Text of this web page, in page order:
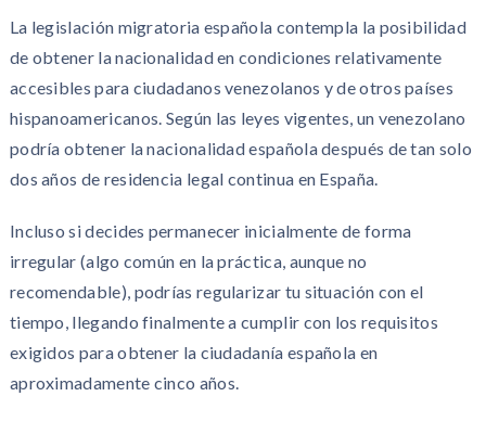
La legislación migratoria española contempla la posibilidad
de obtener la nacionalidad en condiciones relativamente
accesibles para ciudadanos venezolanos y de otros países
hispanoamericanos. Según las leyes vigentes, un venezolano
podría obtener la nacionalidad española después de tan solo
dos años de residencia legal continua en España.
Incluso si decides permanecer inicialmente de forma
irregular (algo común en la práctica, aunque no
recomendable), podrías regularizar tu situación con el
tiempo, llegando finalmente a cumplir con los requisitos
exigidos para obtener la ciudadanía española en
aproximadamente cinco años.